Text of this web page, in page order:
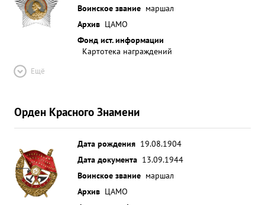
Воинское звание маршал
Архив ЦАМО
Фонд ист. информации
Картотека награждений
Ещё
Орден Красного Знамени
Дата рождения 19.08.1904
Дата документа 13.09.1944
Воинское звание маршал
Архив ЦАМО